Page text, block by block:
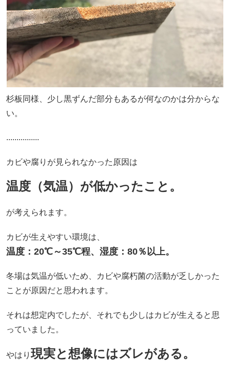
杉板同様、少し黒ずんだ部分もあるが何なのかは分からな
い。
................
カビや腐りが見られなかった原因は
温度（気温）が低かったこと。
が考えられます。
カビが生えやすい環境は、
温度：20℃～35℃程、湿度：80％以上。
冬場は気温が低いため、カビや腐朽菌の活動が乏しかった
ことが原因だと思われます。
それは想定内でしたが、それでも少しはカビが生えると思
っていました。
やはり 現実と想像にはズレがある。